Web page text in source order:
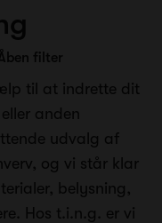
filter
til at indrette dit
anden
udvalg af
og vi står klar
belysning,
Hos t.i.n.g. er vi